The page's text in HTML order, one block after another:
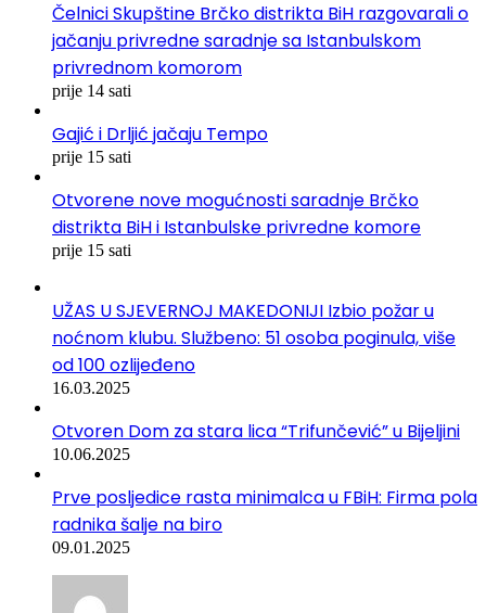
Čelnici Skupštine Brčko distrikta BiH razgovarali o
jačanju privredne saradnje sa Istanbulskom
privrednom komorom
prije 14 sati
Gajić i Drljić jačaju Tempo
prije 15 sati
Otvorene nove mogućnosti saradnje Brčko
distrikta BiH i Istanbulske privredne komore
prije 15 sati
UŽAS U SJEVERNOJ MAKEDONIJI Izbio požar u
noćnom klubu. Službeno: 51 osoba poginula, više
od 100 ozlijeđeno
16.03.2025
Otvoren Dom za stara lica “Trifunčević” u Bijeljini
10.06.2025
Prve posljedice rasta minimalca u FBiH: Firma pola
radnika šalje na biro
09.01.2025